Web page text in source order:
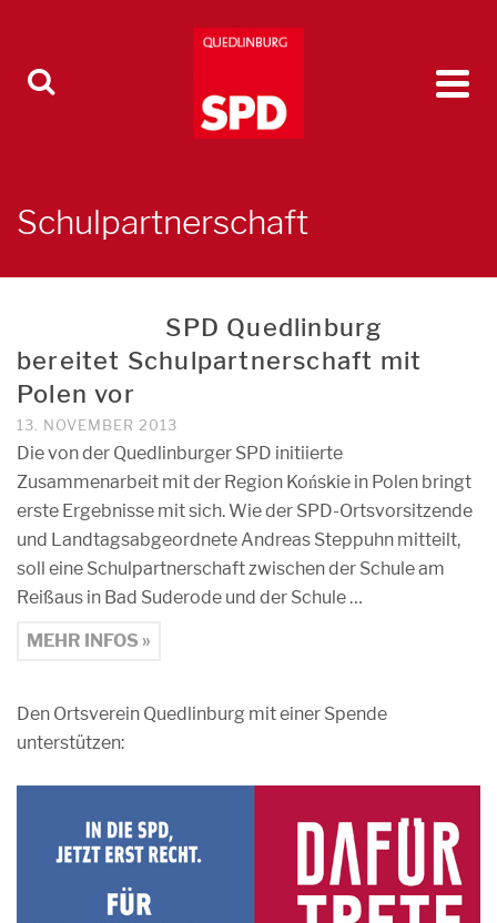
Schulpartnerschaft
SPD Quedlinburg
bereitet Schulpartnerschaft mit
Polen vor
13. NOVEMBER 2013
Die von der Quedlinburger SPD initiierte
Zusammenarbeit mit der Region Końskie in Polen bringt
erste Ergebnisse mit sich. Wie der SPD-Ortsvorsitzende
und Landtagsabgeordnete Andreas Steppuhn mitteilt,
soll eine Schulpartnerschaft zwischen der Schule am
Reißaus in Bad Suderode und der Schule …
MEHR INFOS »
Den Ortsverein Quedlinburg mit einer Spende
unterstützen: